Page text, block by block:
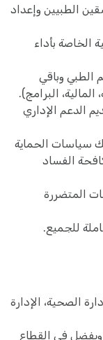
الطبيين وإعداد
الخاصة بأداء
الطبي وباقي
البرامج).
الدعم الإداري
سياسات الحماية
الفساد
المتضررة
للجميع.
الصحية، الإدارة
ويفضل في القطاع